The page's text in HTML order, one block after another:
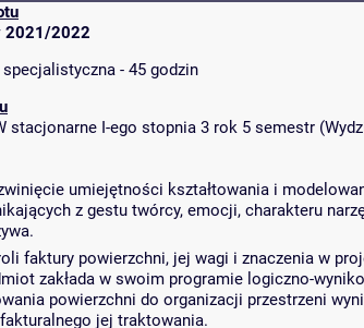
2021/2022
- 45 godzin
stacjonarne I-ego stopnia 3 rok 5 semestr (
umiejętności kształtowania i
z gestu twórcy, emocji, charakteru
faktury powierzchni, jej wagi i znaczenia w
zakłada w swoim programie logiczno-
powierzchni do organizacji przestrzeni
jej traktowania.